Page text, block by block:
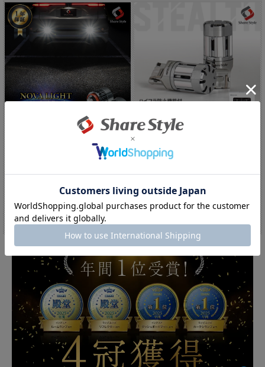
【10%OFF!!】サマーセール開催
【2個以上購入で20％OFF!!】ハイフ...
【20%OFF!!】サマーセール開催